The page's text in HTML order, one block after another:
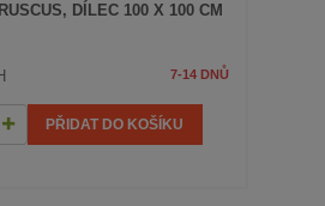
DÍLEC 100 X 100 CM
7-14 DNŮ
PŘIDAT DO KOŠÍKU